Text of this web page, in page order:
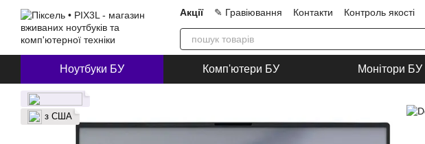
Перейти до основного контенту Акції ✎ Гравіювання Контакти Контроль якості
Про нас
Блог Співпраця Угода користувача
Ноутбуки БУ Комп'ютери БУ Монітори БУ
з США